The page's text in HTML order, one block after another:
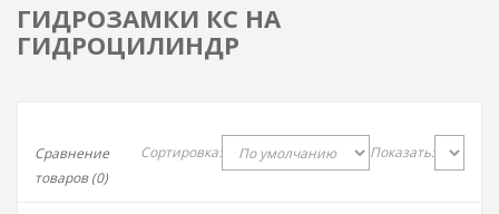
ГИДРОЗАМКИ КС НА
ГИДРОЦИЛИНДР
Сравнение
товаров (0)
Сортировка: Показать: